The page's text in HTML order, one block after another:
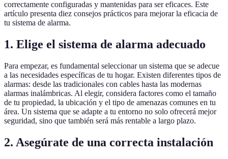
correctamente configuradas y mantenidas para ser eficaces. Este
artículo presenta diez consejos prácticos para mejorar la eficacia de
tu sistema de alarma.
1. Elige el sistema de alarma adecuado
Para empezar, es fundamental seleccionar un sistema que se adecue
a las necesidades específicas de tu hogar. Existen diferentes tipos de
alarmas: desde las tradicionales con cables hasta las modernas
alarmas inalámbricas. Al elegir, considera factores como el tamaño
de tu propiedad, la ubicación y el tipo de amenazas comunes en tu
área. Un sistema que se adapte a tu entorno no solo ofrecerá mejor
seguridad, sino que también será más rentable a largo plazo.
2. Asegúrate de una correcta instalación